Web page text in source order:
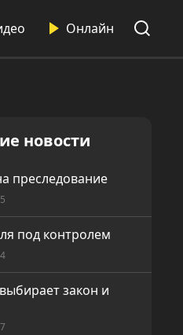
Онлайн
новости
преследование
под контролем
закон и